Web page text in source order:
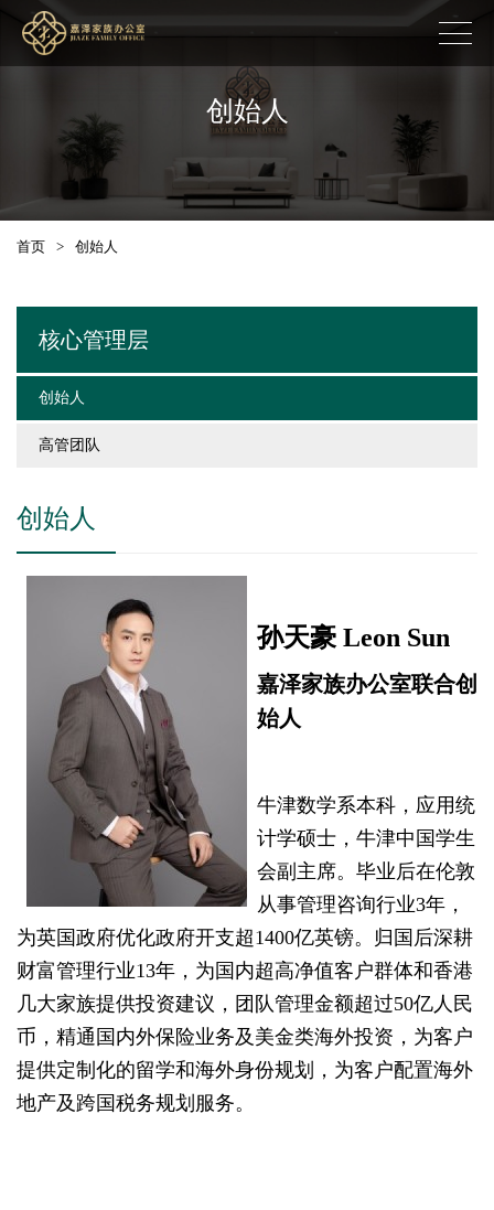
创始人
首页 > 创始人
核心管理层
创始人
高管团队
创始人
孙天豪 Leon Sun
嘉泽家族办公室联合创
始人
牛津数学系本科，应用统
计学硕士，牛津中国学生
会副主席。毕业后在伦敦
从事管理咨询行业3年，
为英国政府优化政府开支超1400亿英镑。归国后深耕
财富管理行业13年，为国内超高净值客户群体和香港
几大家族提供投资建议，团队管理金额超过50亿人民
币，精通国内外保险业务及美金类海外投资，为客户
提供定制化的留学和海外身份规划，为客户配置海外
地产及跨国税务规划服务。